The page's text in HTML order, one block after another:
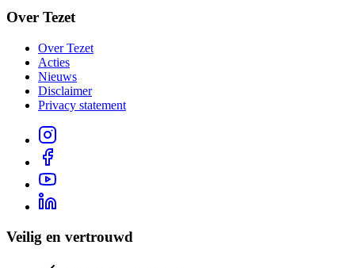
Over Tezet
Over Tezet
Acties
Nieuws
Disclaimer
Privacy statement
Veilig en vertrouwd